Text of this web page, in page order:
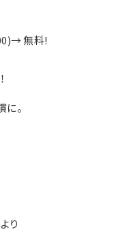
無料!
に。
り